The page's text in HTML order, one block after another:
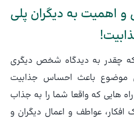
و اهمیت به دیگران پلی
چقدر به دیدگاه شخص دیگری
موضوع باعث احساس جذابیت
هایی که واقعا شما را به جذاب
عواطف و اعمال دیگران و